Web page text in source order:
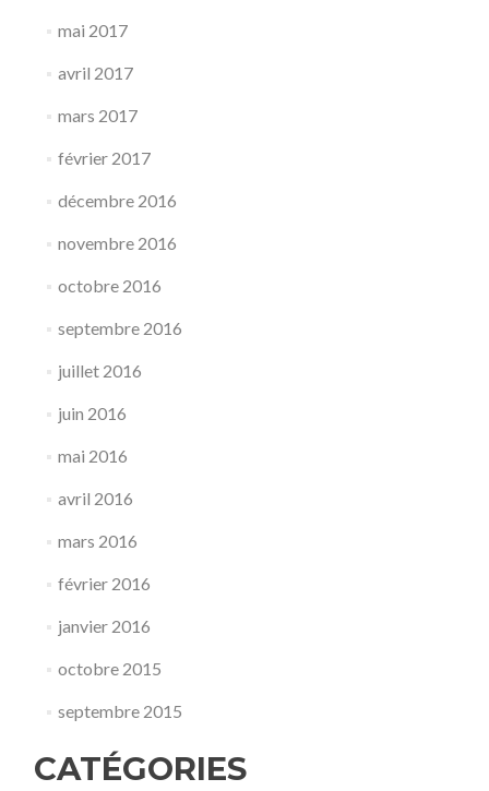
mai 2017
avril 2017
mars 2017
février 2017
décembre 2016
novembre 2016
octobre 2016
septembre 2016
juillet 2016
juin 2016
mai 2016
avril 2016
mars 2016
février 2016
janvier 2016
octobre 2015
septembre 2015
CATÉGORIES